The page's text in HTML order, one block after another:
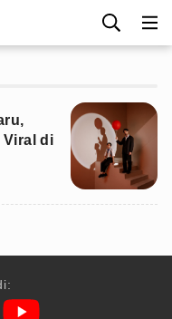
Viral di